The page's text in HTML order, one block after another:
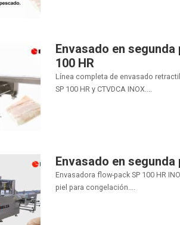
Envasado en
100 HR
Línea completa de envasado
SP 100 HR y CTVDCA INOX....
Envasado en segunda
Envasadora flow-pack SP 100 HR
piel para congelación....